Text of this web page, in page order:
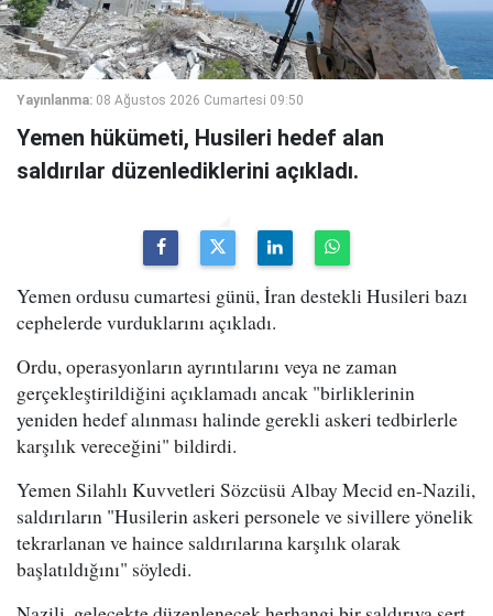
Yayınlanma: 08 Ağustos 2026 Cumartesi 09:50
Yemen hükümeti, Husileri hedef alan
saldırılar düzenlediklerini açıkladı.
Yemen ordusu cumartesi günü, İran destekli Husileri bazı
cephelerde vurduklarını açıkladı.
Ordu, operasyonların ayrıntılarını veya ne zaman
gerçekleştirildiğini açıklamadı ancak "birliklerinin
yeniden hedef alınması halinde gerekli askeri tedbirlerle
karşılık vereceğini" bildirdi.
Yemen Silahlı Kuvvetleri Sözcüsü Albay Mecid en-Nazili,
saldırıların "Husilerin askeri personele ve sivillere yönelik
tekrarlanan ve haince saldırılarına karşılık olarak
başlatıldığını" söyledi.